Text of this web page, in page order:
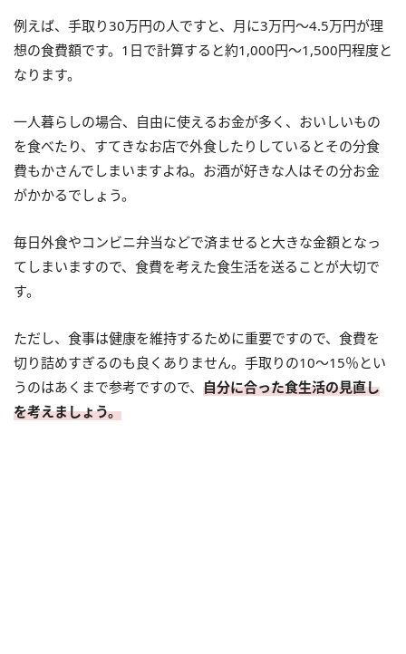
例えば、手取り30万円の人ですと、月に3万円～4.5万円が理
想の食費額です。1日で計算すると約1,000円～1,500円程度と
なります。
一人暮らしの場合、自由に使えるお金が多く、おいしいもの
を食べたり、すてきなお店で外食したりしているとその分食
費もかさんでしまいますよね。お酒が好きな人はその分お金
がかかるでしょう。
毎日外食やコンビニ弁当などで済ませると大きな金額となっ
てしまいますので、食費を考えた食生活を送ることが大切で
す。
ただし、食事は健康を維持するために重要ですので、食費を
切り詰めすぎるのも良くありません。手取りの10～15％とい
うのはあくまで参考ですので、 自分に合った食生活の見直し
を考えましょう。